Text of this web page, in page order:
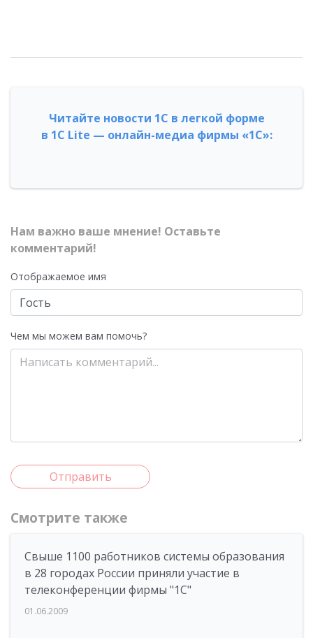
Читайте новости 1С в легкой форме
в 1С Lite — онлайн-медиа фирмы «1С»:
Нам важно ваше мнение! Оставьте
комментарий!
Отображаемое имя
Чем мы можем вам помочь?
Отправить
Смотрите также
Свыше 1100 работников системы образования
в 28 городах России приняли участие в
телеконференции фирмы "1С"
01.06.2009